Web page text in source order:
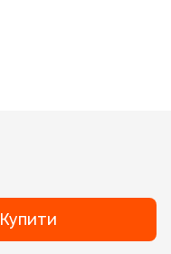
Купити